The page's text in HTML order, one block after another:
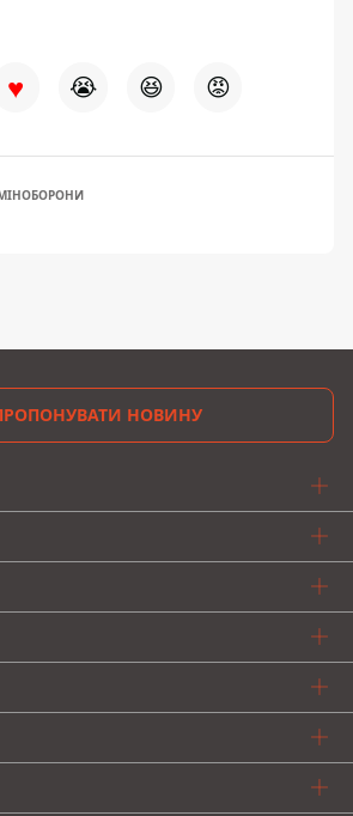
♥ 😭 😆 😡
НОВИНУ